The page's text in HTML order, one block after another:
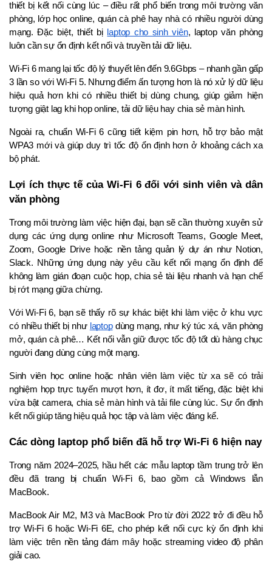
thiết bị kết nối cùng lúc – điều rất phổ biến trong môi trường văn
phòng, lớp học online, quán cà phê hay nhà có nhiều người dùng
mạng. Đặc biệt, thiết bị laptop cho sinh viên, laptop văn phòng
luôn cần sự ổn định kết nối và truyền tải dữ liệu.
Wi-Fi 6 mang lại tốc độ lý thuyết lên đến 9.6Gbps – nhanh gần gấp
3 lần so với Wi-Fi 5. Nhưng điểm ấn tượng hơn là nó xử lý dữ liệu
hiệu quả hơn khi có nhiều thiết bị dùng chung, giúp giảm hiện
tượng giật lag khi họp online, tải dữ liệu hay chia sẻ màn hình.
Ngoài ra, chuẩn Wi-Fi 6 cũng tiết kiệm pin hơn, hỗ trợ bảo mật
WPA3 mới và giúp duy trì tốc độ ổn định hơn ở khoảng cách xa
bộ phát.
Lợi ích thực tế của Wi-Fi 6 đối với sinh viên và dân
văn phòng
Trong môi trường làm việc hiện đại, bạn sẽ cần thường xuyên sử
dụng các ứng dụng online như Microsoft Teams, Google Meet,
Zoom, Google Drive hoặc nền tảng quản lý dự án như Notion,
Slack. Những ứng dụng này yêu cầu kết nối mạng ổn định để
không làm gián đoạn cuộc họp, chia sẻ tài liệu nhanh và hạn chế
bị rớt mạng giữa chừng.
Với Wi-Fi 6, bạn sẽ thấy rõ sự khác biệt khi làm việc ở khu vực
có nhiều thiết bị như laptop dùng mạng, như ký túc xá, văn phòng
mở, quán cà phê… Kết nối vẫn giữ được tốc độ tốt dù hàng chục
người đang dùng cùng một mạng.
Sinh viên học online hoặc nhân viên làm việc từ xa sẽ có trải
nghiệm họp trực tuyến mượt hơn, ít đơ, ít mất tiếng, đặc biệt khi
vừa bật camera, chia sẻ màn hình và tải file cùng lúc. Sự ổn định
kết nối giúp tăng hiệu quả học tập và làm việc đáng kể.
Các dòng laptop phổ biến đã hỗ trợ Wi-Fi 6 hiện nay
Trong năm 2024–2025, hầu hết các mẫu laptop tầm trung trở lên
đều đã trang bị chuẩn Wi-Fi 6, bao gồm cả Windows lẫn
MacBook.
MacBook Air M2, M3 và MacBook Pro từ đời 2022 trở đi đều hỗ
trợ Wi-Fi 6 hoặc Wi-Fi 6E, cho phép kết nối cực kỳ ổn định khi
làm việc trên nền tảng đám mây hoặc streaming video độ phân
giải cao.